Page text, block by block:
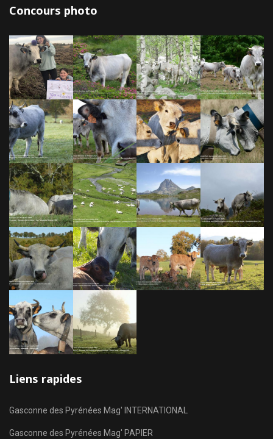
Concours photo
Liens rapides
Gasconne des Pyrénées Mag' INTERNATIONAL
Gasconne des Pyrénées Mag' PAPIER